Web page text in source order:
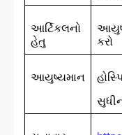
આર્ટિકલનો
હેતુ
કરો
આયુષ્યમાન